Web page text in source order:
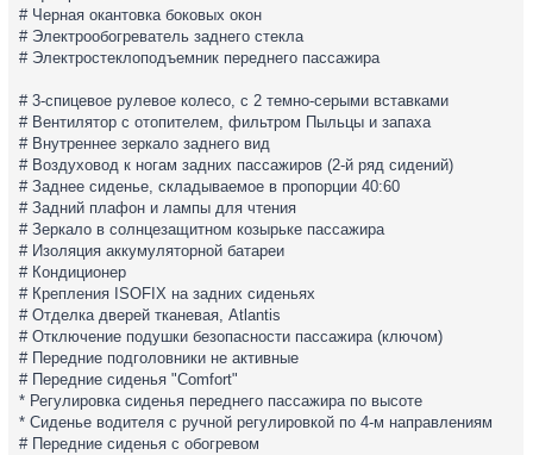
# Черная окантовка боковых окон
# Электрообогреватель заднего стекла
# Электростеклоподъемник переднего пассажира
# 3-спицевое рулевое колесо, с 2 темно-серыми вставками
# Вентилятор с отопителем, фильтром Пыльцы и запаха
# Внутреннее зеркало заднего вид
# Воздуховод к ногам задних пассажиров (2-й ряд сидений)
# Заднее сиденье, складываемое в пропорции 40:60
# Задний плафон и лампы для чтения
# Зеркало в солнцезащитном козырьке пассажира
# Изоляция аккумуляторной батареи
# Кондиционер
# Крепления ISOFIX на задних сиденьях
# Отделка дверей тканевая, Atlantis
# Отключение подушки безопасности пассажира (ключом)
# Передние подголовники не активные
# Передние сиденья "Comfort"
* Регулировка сиденья переднего пассажира по высоте
* Сиденье водителя с ручной регулировкой по 4-м направлениям
# Передние сиденья с обогревом